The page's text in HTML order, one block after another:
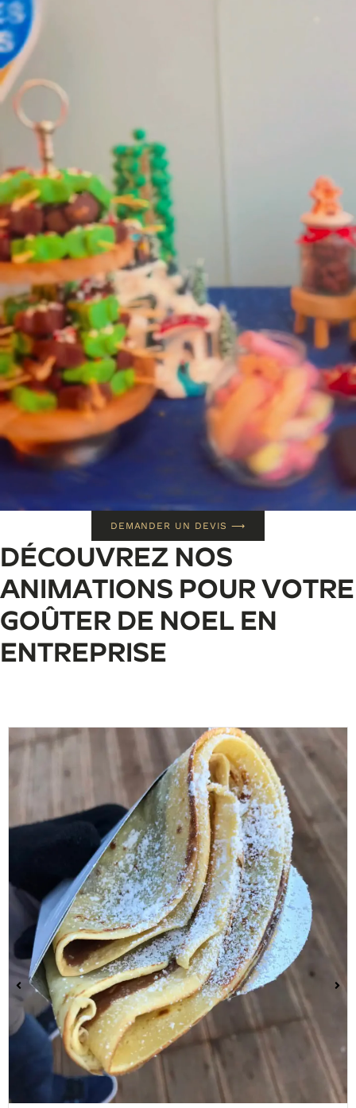
DEMANDER UN DEVIS ⟶
DÉCOUVREZ NOS
ANIMATIONS POUR VOTRE
GOÛTER DE NOEL EN
ENTREPRISE